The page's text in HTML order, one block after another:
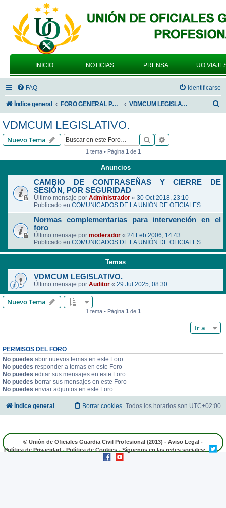
INICIO NOTICIAS PRENSA UO
FAQ Identificarse
Índice general FORO GENERAL PARA TODOS LOS USUARIOS VDMCUM LEGISLATIVO.
VDMCUM LEGISLATIVO.
Nuevo Tema Buscar
1 tema • Página 1 de 1
Anuncios
CAMBIO DE CONTRASEÑAS Y CIERRE DE
SESIÓN, POR SEGURIDAD
Último mensaje por Administrador « 30 Oct 2018, 23:10
Publicado en COMUNICADOS DE LA UNIÓN DE OFICIALES
Normas complementarias para intervención en el
foro
Último mensaje por moderador « 24 Feb 2006, 14:43
Publicado en COMUNICADOS DE LA UNIÓN DE OFICIALES
Temas
VDMCUM LEGISLATIVO.
Último mensaje por Auditor « 29 Jul 2025, 08:30
Nuevo Tema
1 tema • Página 1 de 1
Ir a
PERMISOS DEL FORO
No puedes abrir nuevos temas en este Foro
No puedes responder a temas en este Foro
No puedes editar sus mensajes en este Foro
No puedes borrar sus mensajes en este Foro
No puedes enviar adjuntos en este Foro
Índice general Todos los horarios son UTC+02:00
Borrar cookies
© Unión de Oficiales Guardia Civil Profesional (2013) - Aviso Legal -
Política de Privacidad-Política de Cookies- Síguenos en las redes sociales: